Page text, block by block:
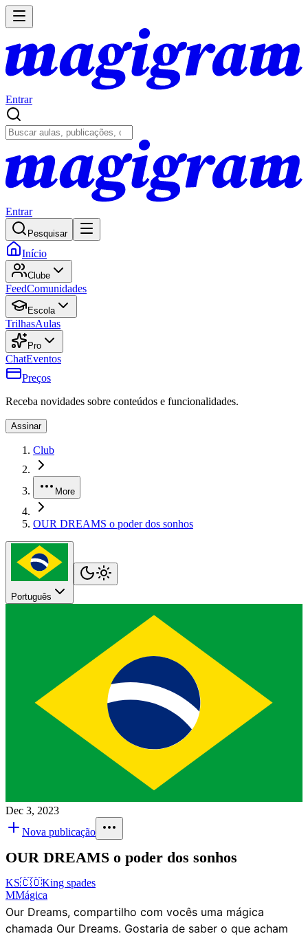
Entrar
Entrar
Pesquisar
Início
Clube
FeedComunidades
Escola
TrilhasAulas
Pro
ChatEventos
Preços
Receba novidades sobre conteúdos e funcionalidades.
Assinar
Club
More
OUR DREAMS o poder dos sonhos
Português
Dec 3, 2023
Nova publicação
OUR DREAMS o poder dos sonhos
KS🇨🇴King spades
MMágica
Our Dreams, compartilho com vocês uma mágica
chamada Our Dreams. Gostaria de saber o que acham